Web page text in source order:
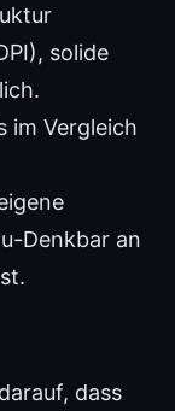
solide
im Vergleich
Denkbar an
dass